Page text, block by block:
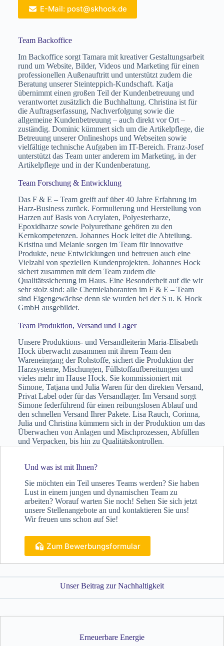
2006 Spatenstich
Bereits 2006 wurde das Gartenhaus zu
klein und Susanna und Klaus Hock bauten
imGewerbegebiet Metten in Regen die
erste Produktionshalle, zwei Mitarbeiter
wurden eingestellt. Immer dabei – die
sieben Kinder des Ehepaares, die Firma ein
Familienbetrieb, bei dem alle nach Kräften
Außerdem wurde eine operative Firma
gegründet, dieZentrum of Excellance
(ZoE) GmbH & Co. KG.
Erste Funktionsgebäude
2007 Eigenleistung
Ein Jahr später wurde neben dem Bau der
ersten Halle auch das erste
die S u. K Hock GmbH als Familienbetrieb
nämlich das Bauprojekt von Herbert Hock,
der als Architekt und gelernter
Zimmermeister mit der nötigen Erfahrung
den Ausbau in die Hand nahm. Unterstützt
wurde er dabei von der gesamten Familie
Hock, die mit vereinten Kräften das
Bauvorhaben umgesetzt haben.
E-Mail: post@skhock.de
Team Backoffice
Im Backoffice sorgt Tamara mit kreativer Gestaltungsarbeit
rund um Website, Bilder, Videos und Marketing für einen
professionellen Außenauftritt und unterstützt zudem die
Beratung unserer Steinteppich-Kundschaft. Katja
übernimmt einen großen Teil der Kundenbetreuung und
verantwortet zusätzlich die Buchhaltung. Christina ist für
die Auftragserfassung, Nachverfolgung sowie die
allgemeine Kundenbetreuung – auch direkt vor Ort –
zuständig. Dominic kümmert sich um die Artikelpflege, die
Betreuung unserer Onlineshops und Webseiten sowie
vielfältige technische Aufgaben im IT-Bereich. Franz-Josef
unterstützt das Team unter anderem im Marketing, in der
Artikelpflege und in der Kundenberatung.
Team Forschung & Entwicklung
Das F & E – Team greift auf über 40 Jahre Erfahrung im
Harz-Business zurück. Formulierung und Herstellung von
Harzen auf Basis von Acrylaten, Polyesterharze,
Epoxidharze sowie Polyurethane gehören zu den
Kernkompetenzen. Johannes Hock leitet die Abteilung.
Kristina und Melanie sorgen im Team für innovative
Produkte, neue Entwicklungen und betreuen auch eine
Vielzahl von speziellen Kundenprojekten. Johannes Hock
sichert zusammen mit dem Team zudem die
Qualitätssicherung im Haus. Eine Besonderheit auf die wir
sehr stolz sind: alle Chemielaboranten im F & E – Team
sind Eigengewächse denn sie wurden bei der S u. K Hock
GmbH ausgebildet.
Team Produktion, Versand und Lager
Unsere Produktions- und Versandleiterin Maria-Elisabeth
Hock überwacht zusammen mit ihrem Team den
Wareneingang der Rohstoffe, sichert die Produktion der
Harzsysteme, Mischungen, Füllstoffaufbereitungen und
vieles mehr im Hause Hock. Sie kommissioniert mit
Simone, Tatjana und Julia Waren für den direkten Versand,
Privat Label oder für das Versandlager. Im Versand sorgt
Simone federführend für einen reibungslosen Ablauf und
den schnellen Versand Ihrer Pakete. Lisa Rauch, Corinna,
Julia und Christina kümmern sich in der Produktion um das
Überwachen von Anlagen und Mischprozessen, Abfüllen
und Verpacken, bis hin zu Qualitätskontrollen.
Und was ist mit Ihnen?
Sie möchten ein Teil unseres Teams werden? Sie haben
Lust in einem jungen und dynamischen Team zu
arbeiten? Worauf warten Sie noch! Sehen Sie sich jetzt
unsere Stellenangebote an und kontaktieren Sie uns!
Wir freuen uns schon auf Sie!
Zum Bewerbungsformular
Unser Beitrag zur Nachhaltigkeit
Erneuerbare Energie